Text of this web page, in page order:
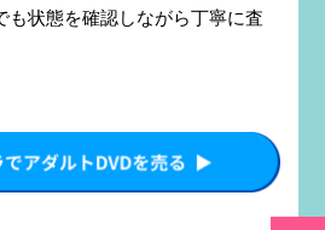
も状態を確認しながら丁寧に査